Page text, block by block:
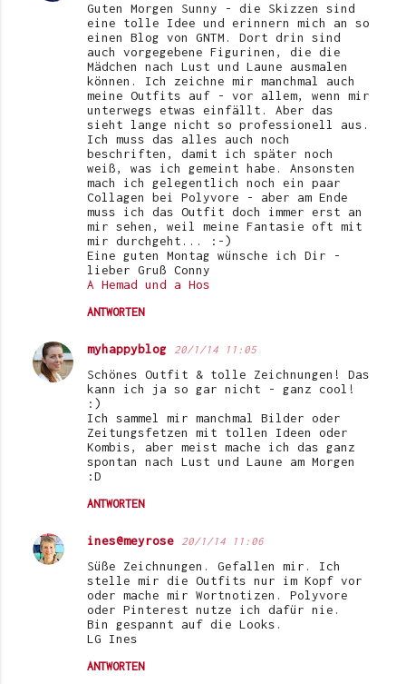
Guten Morgen Sunny - die Skizzen sind
eine tolle Idee und erinnern mich an so
einen Blog von GNTM. Dort drin sind
auch vorgegebene Figurinen, die die
Mädchen nach Lust und Laune ausmalen
können. Ich zeichne mir manchmal auch
meine Outfits auf - vor allem, wenn mir
unterwegs etwas einfällt. Aber das
sieht lange nicht so professionell aus.
Ich muss das alles auch noch
beschriften, damit ich später noch
weiß, was ich gemeint habe. Ansonsten
mach ich gelegentlich noch ein paar
Collagen bei Polyvore - aber am Ende
muss ich das Outfit doch immer erst an
mir sehen, weil meine Fantasie oft mit
mir durchgeht... :-)
Eine guten Montag wünsche ich Dir -
lieber Gruß Conny
A Hemad und a Hos
ANTWORTEN
myhappyblog 20/1/14 11:05
Schönes Outfit & tolle Zeichnungen! Das
kann ich ja so gar nicht - ganz cool!
:)
Ich sammel mir manchmal Bilder oder
Zeitungsfetzen mit tollen Ideen oder
Kombis, aber meist mache ich das ganz
spontan nach Lust und Laune am Morgen
:D
ANTWORTEN
ines@meyrose 20/1/14 11:06
Süße Zeichnungen. Gefallen mir. Ich
stelle mir die Outfits nur im Kopf vor
oder mache mir Wortnotizen. Polyvore
oder Pinterest nutze ich dafür nie.
Bin gespannt auf die Looks.
LG Ines
ANTWORTEN